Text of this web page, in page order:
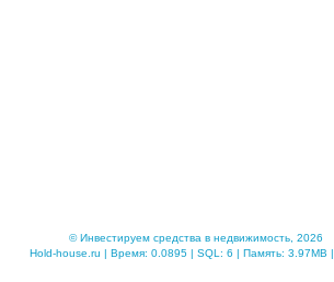
© Инвестируем средства в недвижимость, 2026
Hold-house.ru | Время: 0.0895 | SQL: 6 | Память: 3.97MB |